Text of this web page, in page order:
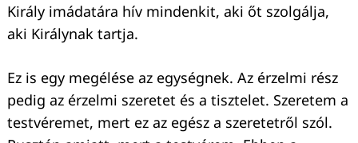
Király imádatára hív mindenkit, aki őt szolgálja,
aki Királynak tartja.
Ez is egy megélése az egységnek. Az érzelmi rész
pedig az érzelmi szeretet és a tisztelet. Szeretem a
testvéremet, mert ez az egész a szeretetről szól.